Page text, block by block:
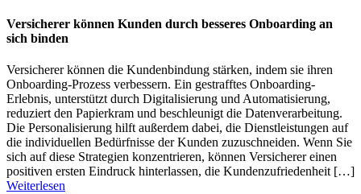
Versicherer können Kunden durch besseres Onboarding an
sich binden
Versicherer können die Kundenbindung stärken, indem sie ihren
Onboarding-Prozess verbessern. Ein gestrafftes Onboarding-
Erlebnis, unterstützt durch Digitalisierung und Automatisierung,
reduziert den Papierkram und beschleunigt die Datenverarbeitung.
Die Personalisierung hilft außerdem dabei, die Dienstleistungen auf
die individuellen Bedürfnisse der Kunden zuzuschneiden. Wenn Sie
sich auf diese Strategien konzentrieren, können Versicherer einen
positiven ersten Eindruck hinterlassen, die Kundenzufriedenheit […]
Weiterlesen